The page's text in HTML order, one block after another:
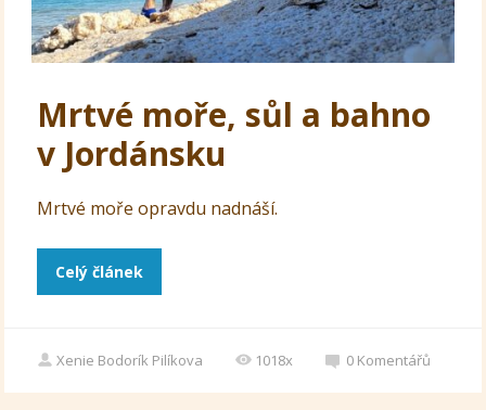
Mrtvé moře, sůl a bahno
v Jordánsku
Mrtvé moře opravdu nadnáší.
Celý článek
Xenie Bodorík Pilíkova 1018x 0 Komentářů